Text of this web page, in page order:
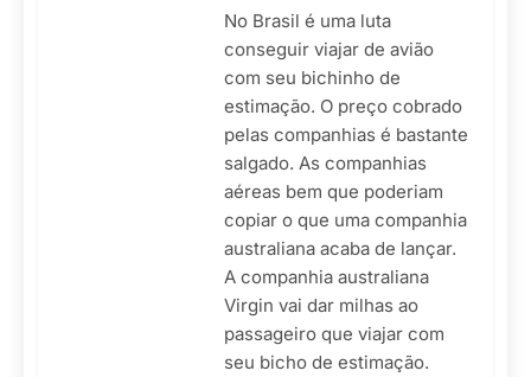
No Brasil é uma luta
conseguir viajar de avião
com seu bichinho de
estimação. O preço cobrado
pelas companhias é bastante
salgado. As companhias
aéreas bem que poderiam
copiar o que uma companhia
australiana acaba de lançar.
A companhia australiana
Virgin vai dar milhas ao
passageiro que viajar com
seu bicho de estimação.